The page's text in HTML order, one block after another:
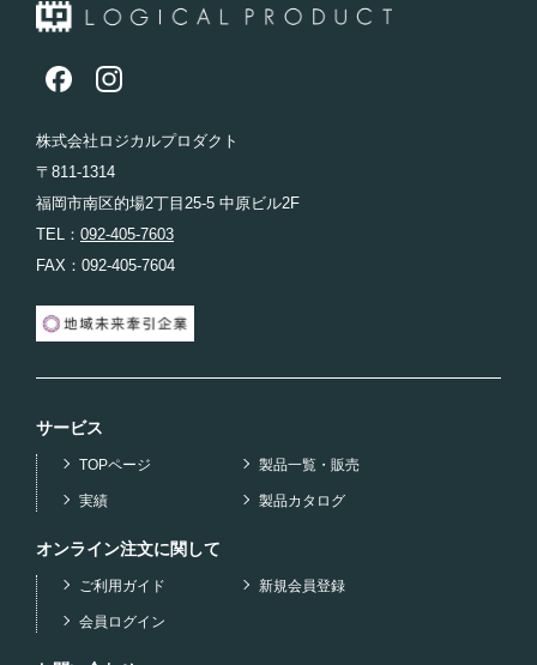
株式会社ロジカルプロダクト
〒811-1314
福岡市南区的場2丁目25-5 中原ビル2F
TEL： 092-405-7603
FAX：092-405-7604
サービス
TOPページ 製品一覧・販売
実績 製品カタログ
オンライン注文に関して
ご利用ガイド 新規会員登録
会員ログイン